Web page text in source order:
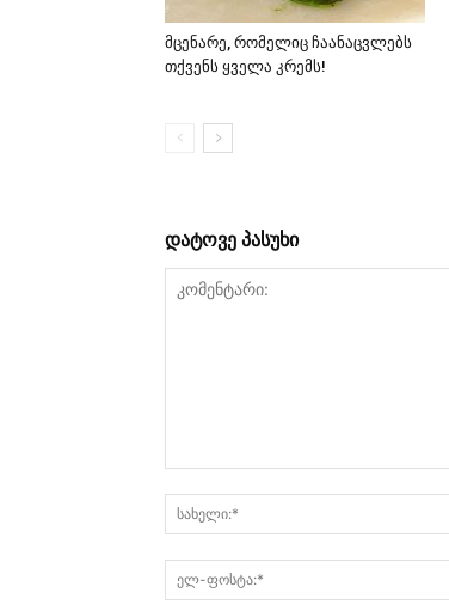
მცენარე, რომელიც ჩაანაცვლებს
თქვენს ყველა კრემს!
დატოვე პასუხი